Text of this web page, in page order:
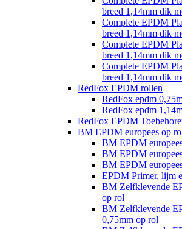
breed 1,14mm dik
Complete EPDM
breed 1,14mm dik
Complete EPDM
breed 1,14mm dik
Complete EPDM
breed 1,14mm dik
RedFox EPDM rollen
RedFox epdm
RedFox epdm
RedFox EPDM
BM EPDM europees op
BM EPDM
BM EPDM
BM EPDM
EPDM Primer, lijm
BM Zelfklevende
op rol
BM Zelfklevende
0,75mm op rol